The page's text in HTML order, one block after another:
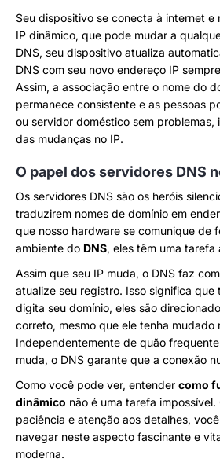
Seu dispositivo se conecta à internet e
IP dinâmico, que pode mudar a
DNS, seu dispositivo atualiza
DNS com seu novo endereço IP
Assim, a associação entre o nome do
permanece consistente e as pessoas
ou servidor doméstico sem problemas,
das mudanças no IP.
O papel dos servidores DNS
Os servidores DNS são os heróis
traduzirem nomes de domínio em
que nosso hardware se comunique de
ambiente do DNS, eles têm uma tarefa
Assim que seu IP muda, o DNS faz
atualize seu registro. Isso significa
digita seu domínio, eles são
correto, mesmo que ele tenha mudado
Independentemente de quão
muda, o DNS garante que a conexão
Como você pode ver, entender como
dinâmico não é uma tarefa
paciência e atenção aos detalhes,
navegar neste aspecto fascinante e
moderna.